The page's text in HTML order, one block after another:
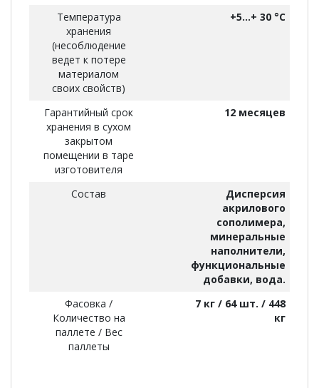
Температура
хранения
(несоблюдение
ведет к потере
материалом
своих свойств)
+5…+ 30 °С
Гарантийный срок
хранения в сухом
закрытом
помещении в таре
изготовителя
12 месяцев
Состав
Дисперсия
акрилового
сополимера,
минеральные
наполнители,
функциональные
добавки, вода.
Фасовка /
Количество на
паллете / Вес
паллеты
7 кг / 64 шт. / 448
кг